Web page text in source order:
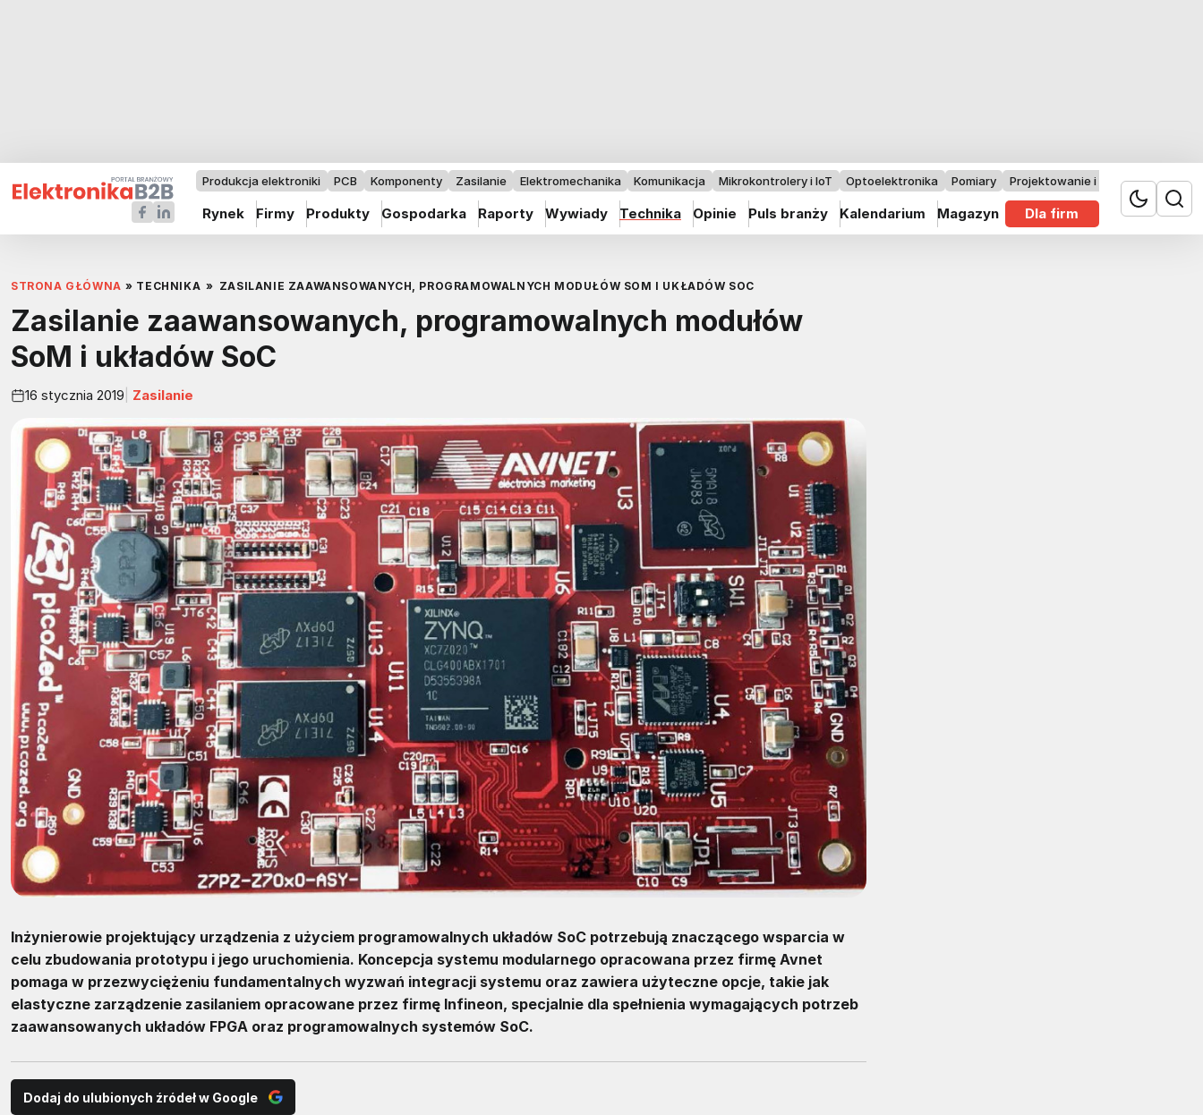
Produkcja elektroniki PCB Komponenty Zasilanie Elektromechanika Komunikacja Mikrokontrolery i IoT Optoelektronika Pomiary Projektowanie i badania
Rynek Firmy Produkty Gospodarka Raporty Wywiady Technika Opinie Puls branży Kalendarium Magazyn Dla firm
STRONA GŁÓWNA » TECHNIKA » ZASILANIE ZAAWANSOWANYCH, PROGRAMOWALNYCH MODUŁÓW SOM I UKŁADÓW SOC
Zasilanie zaawansowanych, programowalnych modułów
SoM i układów SoC
16 stycznia 2019 Zasilanie
Inżynierowie projektujący urządzenia z użyciem programowalnych układów SoC potrzebują znaczącego wsparcia w
celu zbudowania prototypu i jego uruchomienia. Koncepcja systemu modularnego opracowana przez firmę Avnet
pomaga w przezwyciężeniu fundamentalnych wyzwań integracji systemu oraz zawiera użyteczne opcje, takie jak
elastyczne zarządzenie zasilaniem opracowane przez firmę Infineon, specjalnie dla spełnienia wymagających potrzeb
zaawansowanych układów FPGA oraz programowalnych systemów SoC.
Dodaj do ulubionych źródeł w Google